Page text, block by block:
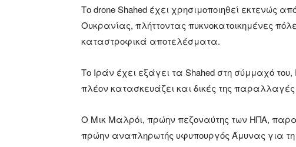
Το drone Shahed έχει χρησιμοποιηθεί εκτενώς
Ουκρανίας, πλήττοντας πυκνοκατοικημένες
καταστροφικά αποτελέσματα.
Το Ιράν έχει εξάγει τα Shahed στη σύμμαχό
πλέον κατασκευάζει και δικές της
Ο Μικ Μαλρόι, πρώην πεζοναύτης των ΗΠΑ,
πρώην αναπληρωτής υφυπουργός Άμυνας για